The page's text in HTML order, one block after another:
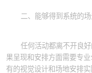
二、能够得到系统的
任何活动都离不开良
果呈现和安排方面需要专
有的视觉设计和场地安排实